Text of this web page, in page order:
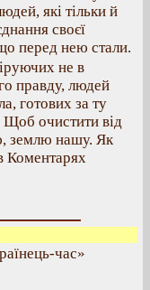
які тільки й
своєї
перед нею стали.
не в
правду, людей
готових за ту
Щоб очистити від
землю нашу. Як
Коментарях
час»